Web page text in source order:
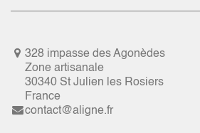
328 impasse des Agonèdes
Zone artisanale
30340 St Julien les Rosiers
France
contact@aligne.fr